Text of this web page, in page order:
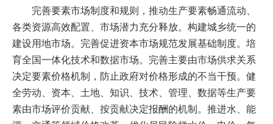
完善要素市场制度和规则，推动生产要素畅通流动、
各类资源高效配置、市场潜力充分释放。构建城乡统一的
建设用地市场。完善促进资本市场规范发展基础制度。培
育全国一体化技术和数据市场。完善主要由市场供求关系
决定要素价格机制，防止政府对价格形成的不当干预。健
全劳动、资本、土地、知识、技术、管理、数据等生产要
素由市场评价贡献、按贡献决定报酬的机制。推进水、能